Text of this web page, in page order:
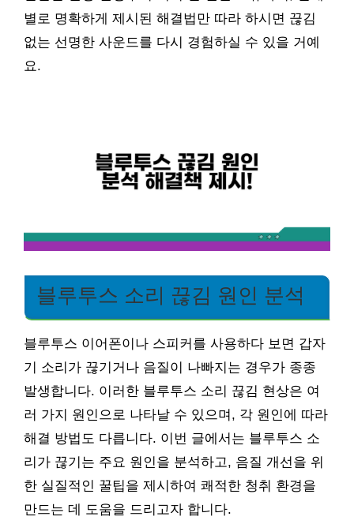
별로 명확하게 제시된 해결법만 따라 하시면 끊김
없는 선명한 사운드를 다시 경험하실 수 있을 거예
요.
블루투스 소리 끊김 원인 분석
블루투스 이어폰이나 스피커를 사용하다 보면 갑자
기 소리가 끊기거나 음질이 나빠지는 경우가 종종
발생합니다. 이러한 블루투스 소리 끊김 현상은 여
러 가지 원인으로 나타날 수 있으며, 각 원인에 따라
해결 방법도 다릅니다. 이번 글에서는 블루투스 소
리가 끊기는 주요 원인을 분석하고, 음질 개선을 위
한 실질적인 꿀팁을 제시하여 쾌적한 청취 환경을
만드는 데 도움을 드리고자 합니다.